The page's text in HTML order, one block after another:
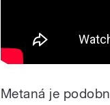
Metaná je